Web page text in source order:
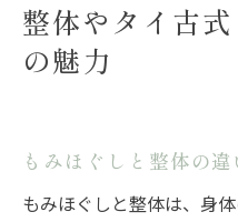
整体やタイ古
の魅力
もみほぐしと整体の
もみほぐしと整体は、身